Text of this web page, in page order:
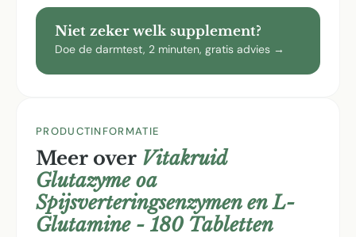
Niet zeker welk supplement?
Doe de darmtest, 2 minuten, gratis advies →
PRODUCTINFORMATIE
Meer over Vitakruid
Glutazyme oa
Spijsverteringsenzymen en L-
Glutamine - 180 Tabletten